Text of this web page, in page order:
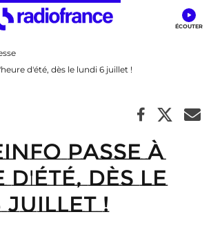
Contenu
d'été, dès le lundi 6 juillet !
passe à
dès le
juillet !